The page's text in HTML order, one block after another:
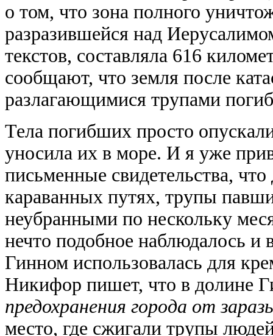
о том, что зона полного
разразившейся над
текстов, составляла 616
сообщают, что земля после
разлагающимися трупами
Тела погибших просто
уносила их в море. И я уже
письменные свидетельства,
караванных путях, трупы
неубранными по нескольку
нечто подобное наблюдалось и
Гинном использовалась для
Никифор пишет, что в долине
предохранения города от
место, где сжигали трупы